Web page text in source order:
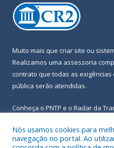
Muito mais que criar site ou
Realizamos uma assessoria
contrato que todas as exigências
pública serão atendidas.
Conheça o PNTP e o Radar da
Nós usamos cookies para
navegação no portal. Ao